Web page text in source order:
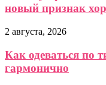
новый признак
2 августа, 2026
Как одеваться по
гармонично